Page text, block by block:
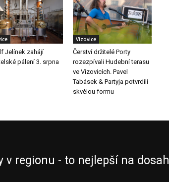
Jelínek zahájí
pálení 3. srpna
Vizovice
Čerství držitelé Porty
rozezpívali Hudební terasu
ve Vizovicích. Pavel
Tabásek & Partyja potvrdili
skvělou formu
v regionu - to nejlepší na dosah